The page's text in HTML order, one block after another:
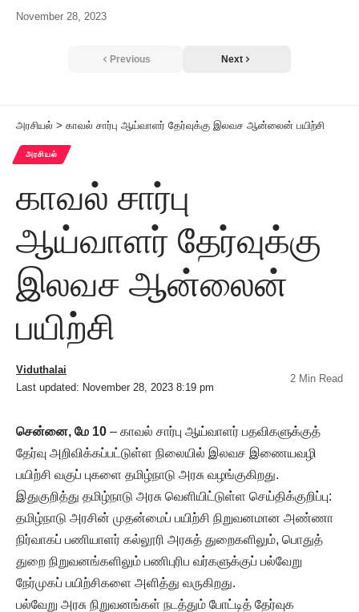
November 28, 2023
Previous Next
அரசியல் > காவல் சார்பு ஆய்வாளர் தேர்வுக்கு இலவச ஆன்லைன் பயிற்சி
அரசியல்
காவல் சார்பு
ஆய்வாளர் தேர்வுக்கு
இலவச ஆன்லைன்
பயிற்சி
Last updated: November 28, 2023 8:19 pm
Viduthalai
2 Min Read
சென்னை, மே 10 – காவல் சார்பு ஆய்வாளர் பதவிகளுக்குத்
தேர்வு அறிவிக்கப்பட்டுள்ள நிலையில் இலவச இணையவழி
பயிற்சி வகுப் புகளை தமிழ்நாடு அரசு வழங்குகிறது.
இதுகுறித்து தமிழ்நாடு அரசு வெளியிட்டுள்ள செய்திக்குறிப்பு:
தமிழ்நாடு அரசின் முதன்மைப் பயிற்சி நிறுவனமான அண்ணா
நிர்வாகப் பணியாளர் கல்லூரி அரசுத் துறைகளிலும், பொதுத்
துறை நிறுவனங்களிலும் பணிபுரிப வர்களுக்குப் பல்வேறு
நேர்முகப் பயிற்சிகளை அளித்து வருகிறது.
பல்வேறு அரசு நிறுவனங்கள் நடத்தும் போட்டித் தேர்வுக